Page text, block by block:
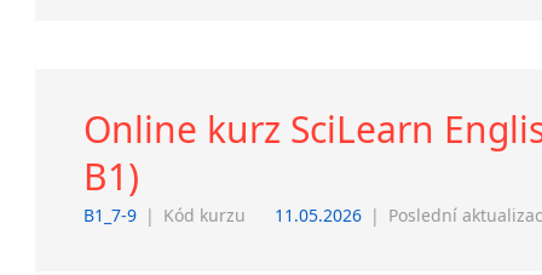
Online kurz SciLearn
B1)
B1_7-9 | Kód kurzu 11.05.2026 | Poslední